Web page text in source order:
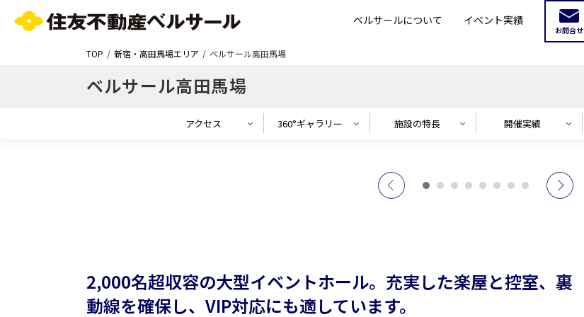
ベルサールについて イベント実績
お問合せ
TOP 新宿・高田馬場エリア ベルサール高田馬場
ベルサール高田馬場
アクセス 360°ギャラリー 施設の特長 開催実績
2,000名超収容の大型イベントホール。充実した楽屋と控室、裏
動線を確保し、VIP対応にも適しています。